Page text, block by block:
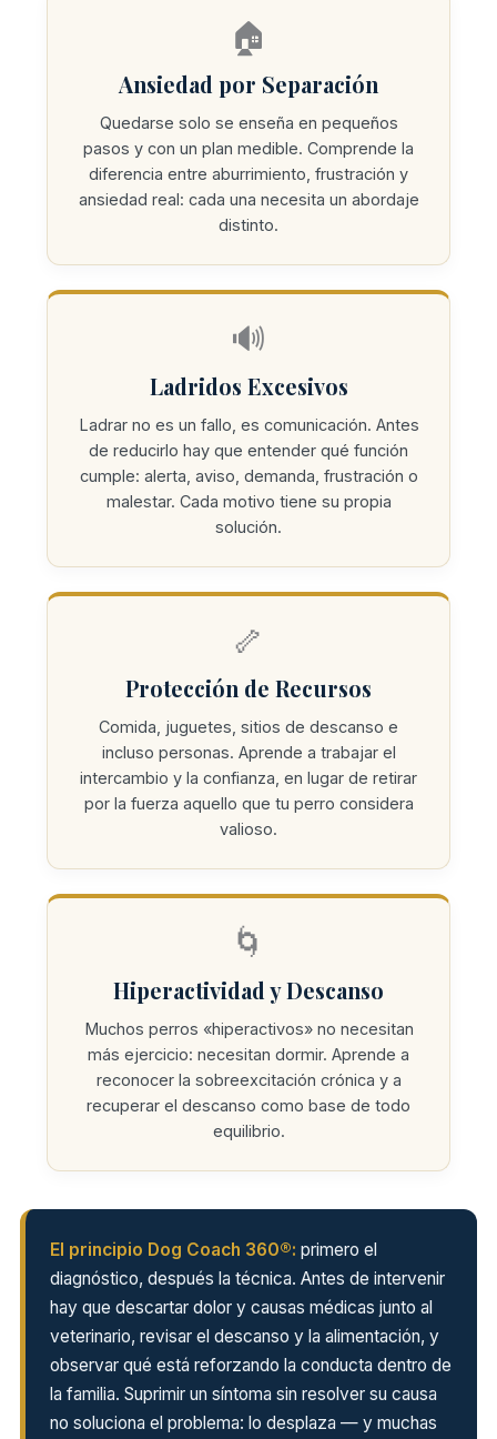
🏠
Ansiedad por Separación
Quedarse solo se enseña en pequeños
pasos y con un plan medible. Comprende la
diferencia entre aburrimiento, frustración y
ansiedad real: cada una necesita un abordaje
distinto.
🔊
Ladridos Excesivos
Ladrar no es un fallo, es comunicación. Antes
de reducirlo hay que entender qué función
cumple: alerta, aviso, demanda, frustración o
malestar. Cada motivo tiene su propia
solución.
🦴
Protección de Recursos
Comida, juguetes, sitios de descanso e
incluso personas. Aprende a trabajar el
intercambio y la confianza, en lugar de retirar
por la fuerza aquello que tu perro considera
valioso.
🌀
Hiperactividad y Descanso
Muchos perros «hiperactivos» no necesitan
más ejercicio: necesitan dormir. Aprende a
reconocer la sobreexcitación crónica y a
recuperar el descanso como base de todo
equilibrio.
El principio Dog Coach 360®: primero el
diagnóstico, después la técnica. Antes de intervenir
hay que descartar dolor y causas médicas junto al
veterinario, revisar el descanso y la alimentación, y
observar qué está reforzando la conducta dentro de
la familia. Suprimir un síntoma sin resolver su causa
no soluciona el problema: lo desplaza — y muchas